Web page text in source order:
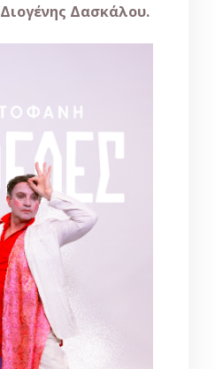
Διογένης Δασκάλου.